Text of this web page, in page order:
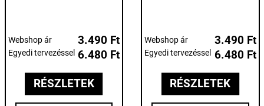
Webshop ár 3.490 Ft
Egyedi tervezéssel 6.480 Ft
RÉSZLETEK
Webshop ár 3.490 Ft
Egyedi tervezéssel 6.480 Ft
RÉSZLETEK